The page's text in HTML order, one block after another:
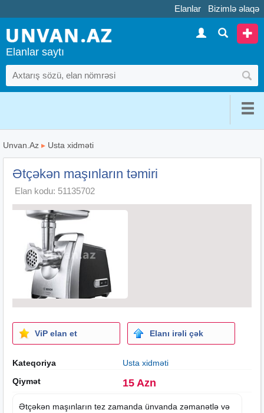
Elanlar Bizimlə əlaqə
Elanlar saytı
Unvan.Az ▸ Usta xidməti
Ətçəkən maşınların təmiri
Elan kodu: 51135702
ViP elan et Elanı irəli çək
Kateqoriya
Usta xidməti
Qiymət
15 Azn
Ətçəkən maşınların tez zamanda ünvanda zəmanətlə və